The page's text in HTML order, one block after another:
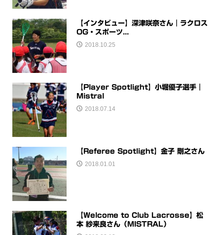
【インタビュー】深津咲奈さん｜ラクロス
OG・スポーツ...
2018.10.25
【Player Spotlight】小堀優子選手｜
Mistral
2018.07.14
【Referee Spotlight】金子 剛之さん
2018.01.01
【Welcome to Club Lacrosse】松
本 紗来良さん（MISTRAL）